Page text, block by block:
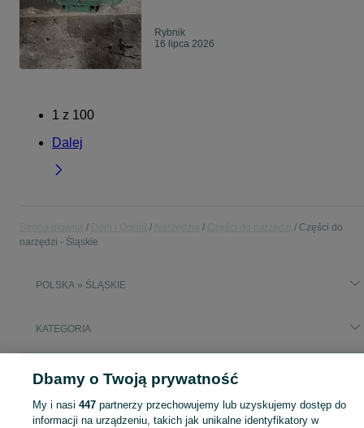
Rybnik
16 lipca 2026
1 z 100
Dalej
Części do
narzędzi - Śląskie
POLSKA » ŚLĄSKIE
KATEGORIA
silniki elektryczne uzywane
Dbamy o Twoją prywatność
My i nasi 447partnerzy przechowujemy lub uzyskujemy dostęp do
informacji na urządzeniu, takich jak unikalne identyfikatory w